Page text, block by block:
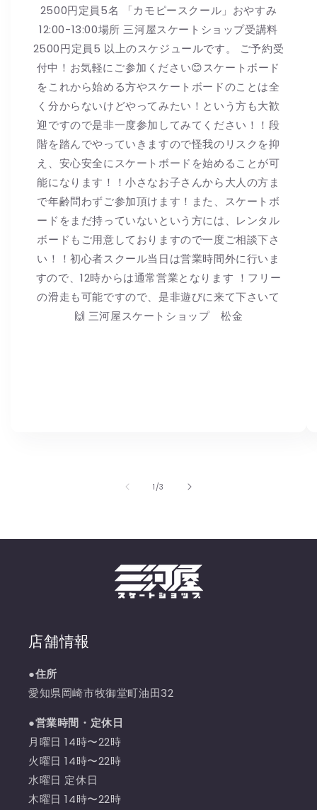
2500円定員5名 「カモピースクール」おやすみ
12:00-13:00場所 三河屋スケートショップ受講料
2500円定員5 以上のスケジュールです。 ご予約受
付中！お気軽にご参加ください😊スケートボード
をこれから始める方やスケートボードのことは全
く分からないけどやってみたい！という方も大歓
迎ですので是非一度参加してみてください！！段
階を踏んでやっていきますので怪我のリスクを抑
え、安心安全にスケートボードを始めることが可
能になります！！小さなお子さんから大人の方ま
で年齢問わずご参加頂けます！また、スケートボ
ードをまだ持っていないという方には、レンタル
ボードもご用意しておりますので一度ご相談下さ
い！！初心者スクール当日は営業時間外に行いま
すので、12時からは通常営業となります ！フリー
の滑走も可能ですので、是非遊びに来て下さいて
🙌 三河屋スケートショップ 松金
1 /の
3
店舗情報
●住所
愛知県岡崎市牧御堂町油田32
●営業時間・定休日
月曜日 14時〜22時
火曜日 14時〜22時
水曜日 定休日
木曜日 14時〜22時